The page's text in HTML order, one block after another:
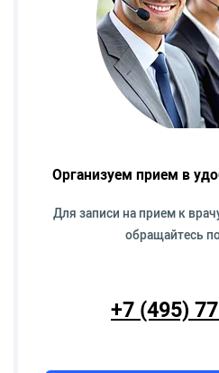
Организуем прием в
Для записи на прием к
обращайтесь
+7 (495)